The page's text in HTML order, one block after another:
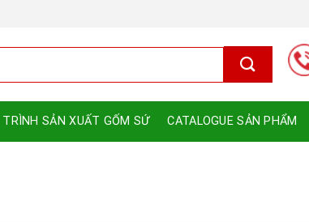
TRÌNH SẢN XUẤT GỐM SỨ CATALOGUE SẢN PHẨM